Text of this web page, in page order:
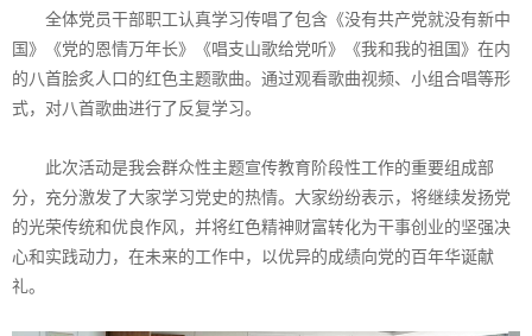
全体党员干部职工认真学习传唱了包含《没有共产党就没有新中
国》《党的恩情万年长》《唱支山歌给党听》《我和我的祖国》在内
的八首脍炙人口的红色主题歌曲。通过观看歌曲视频、小组合唱等形
式，对八首歌曲进行了反复学习。
此次活动是我会群众性主题宣传教育阶段性工作的重要组成部
分，充分激发了大家学习党史的热情。大家纷纷表示，将继续发扬党
的光荣传统和优良作风，并将红色精神财富转化为干事创业的坚强决
心和实践动力，在未来的工作中，以优异的成绩向党的百年华诞献
礼。